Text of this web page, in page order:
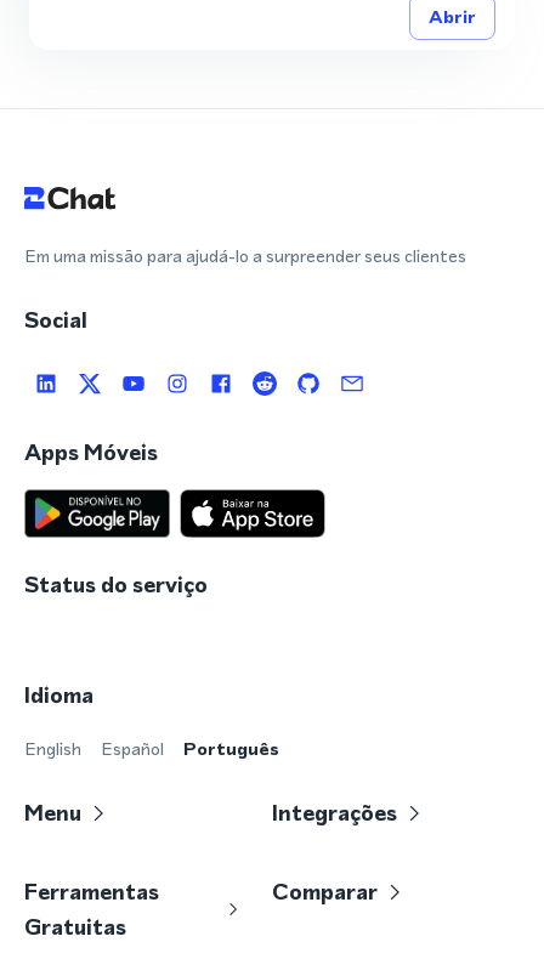
Abrir
Em uma missão para ajudá-lo a surpreender seus clientes
Social
Apps Móveis
Status do serviço
Idioma
English Español Português
Menu Integrações
Ferramentas
Gratuitas
Comparar